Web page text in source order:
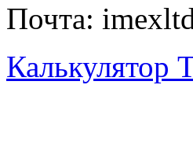
Почта:
Калькулятор